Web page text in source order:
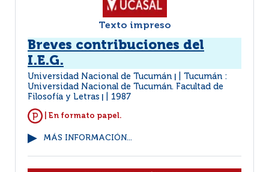
Texto impreso
Breves contribuciones del
I.E.G.
Universidad Nacional de Tucumán
Tucumán :
Universidad Nacional de Tucumán. Facultad de
Filosofía y Letras
1987
| En formato papel.
MÁS INFORMACIÓN...